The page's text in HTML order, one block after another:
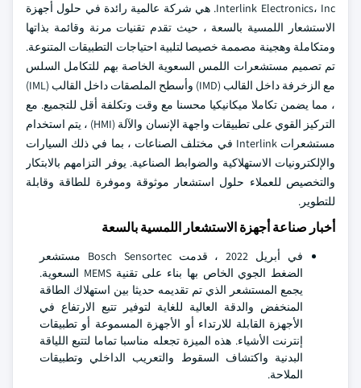
Interlink Electronics، Inc. هي شركة عالمية رائدة في حلول أجهزة
الاستشعار اللمسية بالسعة ، حيث تقدم تقنيات مرنة وقائمة بذاتها
ومتكاملة وهجينة مصممة خصيصا لتلبية احتياجات التطبيقات المتنوعة.
تم تصميم مستشعرات اللمس السعوية الخاصة بهم للتكامل السلس
مع الزخرفة داخل القالب (IMD) وأسطح الملصقات داخل القالب (IML)
، مما يضمن تكاملا ميكانيكيا محسنا مع وقت وتكلفة أقل للتجميع. مع
التركيز القوي على تطبيقات واجهة الإنسان والآلة (HMI) ، يتم استخدام
مستشعرات Interlink في مختلف الصناعات ، بما في ذلك السيارات
والإلكترونيات الاستهلاكية والضوابط الصناعية. يوفر التزامهم بالابتكار
والتخصيص للعملاء حلول استشعار موثوقة وموفرة للطاقة وقابلة
للتطوير.
أخبار صناعة أجهزة الاستشعار اللمسية بالسعة
في أبريل 2022 ، قدمت Bosch Sensortec مستشعر
الضغط الجوي الخاص بها بناء على تقنية MEMS السعوية.
يجمع المستشعر الذي تم تقديمه حديثا بين استهلاك الطاقة
المنخفض والدقة العالية للغاية لتوفير تتبع الارتفاع في
الأجهزة القابلة للارتداء أو الأجهزة المسموعة أو تطبيقات
إنترنت الأشياء. هذه الميزة تجعله مناسبا تماما لتتبع اللياقة
البدنية واكتشاف السقوط والتعريب الداخلي وتطبيقات
الملاحة.